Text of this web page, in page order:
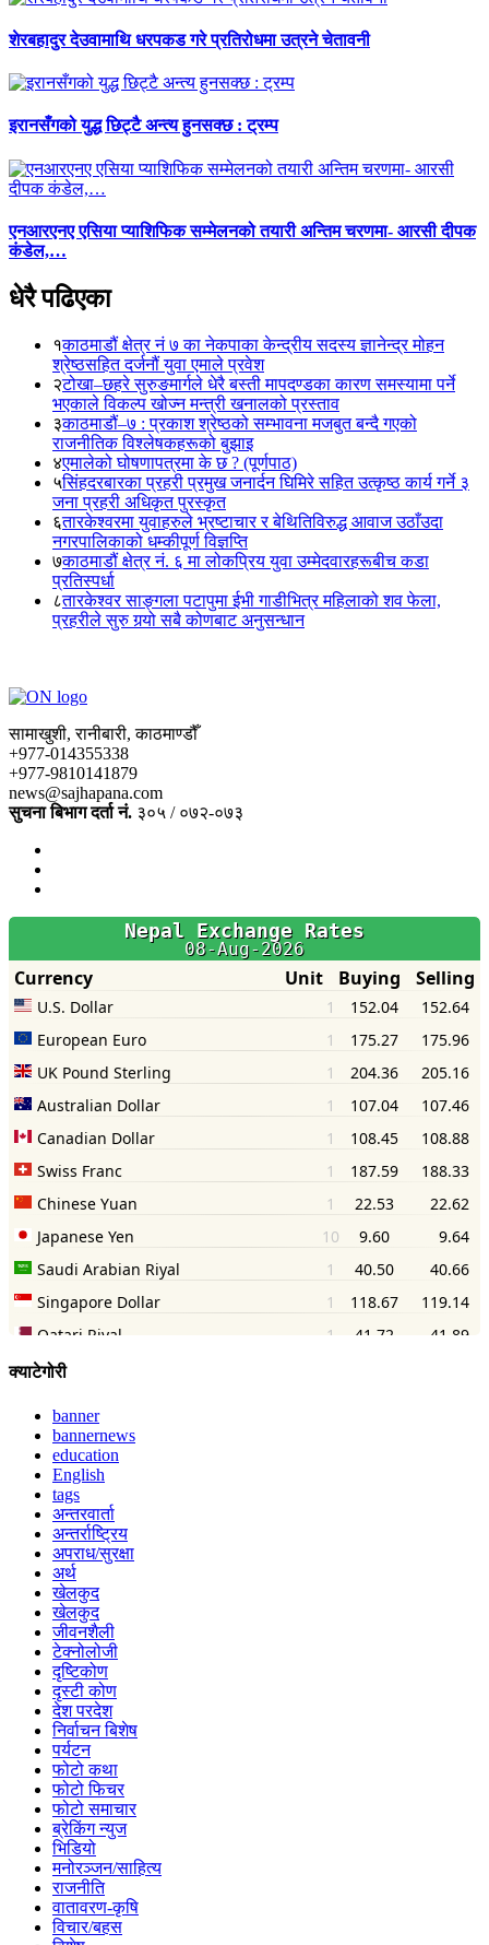
शेरबहादुर देउवामाथि धरपकड गरे प्रतिरोधमा उत्रने चेतावनी
इरानसँगको युद्ध छिट्टै अन्त्य हुनसक्छ : ट्रम्प
एनआरएनए एसिया प्याशिफिक सम्मेलनको तयारी अन्तिम चरणमा- आरसी दीपक
कंडेल,…
धेरै पढिएका
१काठमाडौं क्षेत्र नं ७ का नेकपाका केन्द्रीय सदस्य ज्ञानेन्द्र मोहन
श्रेष्ठसहित दर्जनौं युवा एमाले प्रवेश
२टोखा–छहरे सुरुङमार्गले धेरै बस्ती मापदण्डका कारण समस्यामा पर्ने
भएकाले विकल्प खोज्न मन्त्री खनालको प्रस्ताव
३काठमाडौं–७ : प्रकाश श्रेष्ठको सम्भावना मजबुत बन्दै गएको
राजनीतिक विश्लेषकहरूको बुझाइ
४एमालेको घोषणापत्रमा के छ ? (पूर्णपाठ)
५सिंहदरबारका प्रहरी प्रमुख जनार्दन घिमिरे सहित उत्कृष्ठ कार्य गर्ने ३
जना प्रहरी अधिकृत पुरस्कृत
६तारकेश्वरमा युवाहरुले भ्रष्टाचार र बेथितिविरुद्ध आवाज उठाँउदा
नगरपालिकाको धम्कीपूर्ण विज्ञप्ति
७काठमाडौं क्षेत्र नं. ६ मा लोकप्रिय युवा उम्मेदवारहरूबीच कडा
प्रतिस्पर्धा
८तारकेश्वर साङ्गला पटापुमा ईभी गाडीभित्र महिलाको शव फेला,
प्रहरीले सुरु गर्‍यो सबै कोणबाट अनुसन्धान
सामाखुशी, रानीबारी, काठमाण्डौँ
+977-014355338
+977-9810141879
news@sajhapana.com
सुचना बिभाग दर्ता नं. ३०५ / ०७२-०७३
क्याटेगोरी
banner
bannernews
education
English
tags
अन्तरवार्ता
अन्तर्राष्ट्रिय
अपराध/सुरक्षा
अर्थ
खेलकुद
खेलकुद
जीवनशैली
टेक्नोलोजी
दृष्टिकोण
दृस्टी कोण
देश परदेश
निर्वाचन बिशेष
पर्यटन
फोटो कथा
फोटो फिचर
फोटो समाचार
ब्रेकिंग न्युज
भिडियो
मनोरञ्जन/साहित्य
राजनीति
वातावरण-कृषि
विचार/बहस